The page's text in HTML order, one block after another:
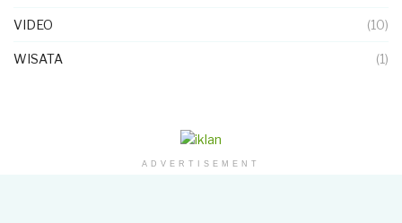
VIDEO (10)
WISATA (1)
ADVERTISEMENT